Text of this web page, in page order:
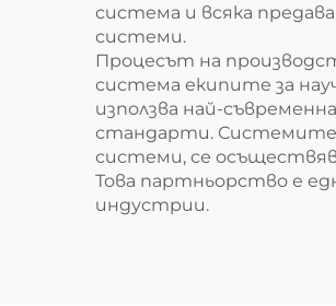
система и всяка
системи.
Процесът на
система екипите за
използва най-
стандарти. Системите
системи, се
Това партньорство е
индустрии.